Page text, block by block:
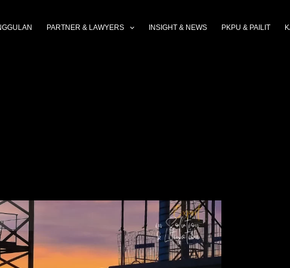
PARTNER & LAWYERS INSIGHT & NEWS PKPU & PAILIT